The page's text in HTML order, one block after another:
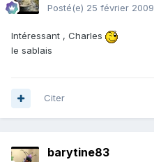
Posté(e) 25 février 2009
Intéressant , Charles
le sablais
Citer
barytine83